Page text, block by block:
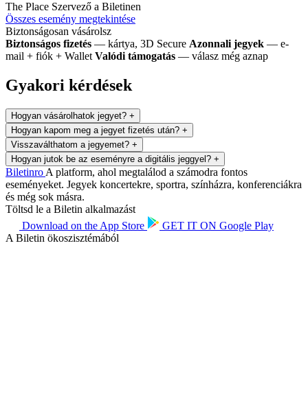
The Place Szervező a Biletinen
Összes esemény megtekintése
Biztonságosan vásárolsz
Biztonságos fizetés — kártya, 3D Secure Azonnali jegyek — e-
mail + fiók + Wallet Valódi támogatás — válasz még aznap
Gyakori kérdések
Hogyan vásárolhatok jegyet? +
Hogyan kapom meg a jegyet fizetés után? +
Visszaválthatom a jegyemet? +
Hogyan jutok be az eseményre a digitális jeggyel? +
Biletinro A platform, ahol megtalálod a számodra fontos
eseményeket. Jegyek koncertekre, sportra, színházra, konferenciákra
és még sok másra.
Töltsd le a Biletin alkalmazást
Download on the App Store GET IT ON Google Play
A Biletin ökoszisztémából